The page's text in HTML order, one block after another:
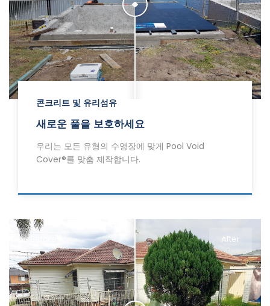
콘크리트 및 유리섬유
새로운 풀을 보호하세요
우리는 모든 유형의 수영장에 맞게 Pool Void
Cover®를 맞춤 제작합니다.
After